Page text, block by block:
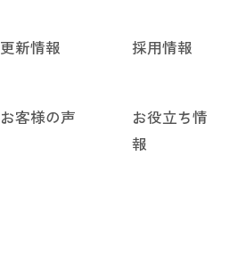
更新情報 採用情報
お客様の声
お役立ち情
報